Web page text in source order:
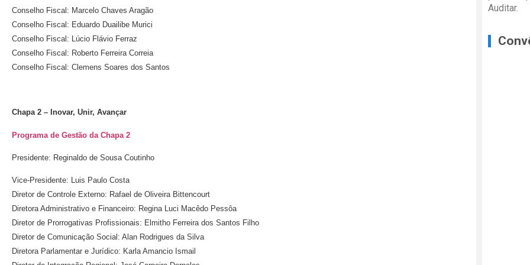
Conselho Fiscal: Marcelo Chaves Aragão
Conselho Fiscal: Eduardo Duailibe Murici
Conselho Fiscal: Lúcio Flávio Ferraz
Conselho Fiscal: Roberto Ferreira Correia
Conselho Fiscal: Clemens Soares dos Santos
Chapa 2 – Inovar, Unir, Avançar
Programa de Gestão da Chapa 2
Presidente: Reginaldo de Sousa Coutinho
Vice-Presidente: Luis Paulo Costa
Diretor de Controle Externo: Rafael de Oliveira Bittencourt
Diretora Administrativo e Financeiro: Regina Luci Macêdo Pessôa
Diretor de Prorrogativas Profissionais: Elmitho Ferreira dos Santos Filho
Diretor de Comunicação Social: Alan Rodrigues da Silva
Diretora Parlamentar e Jurídico: Karla Amancio Ismail
Auditar.